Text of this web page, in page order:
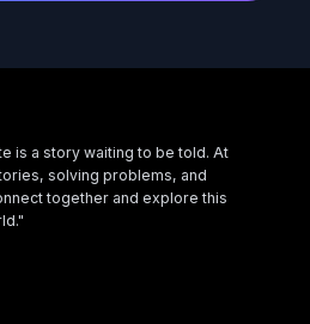
is a story waiting to be told. At
solving problems, and
together and explore this